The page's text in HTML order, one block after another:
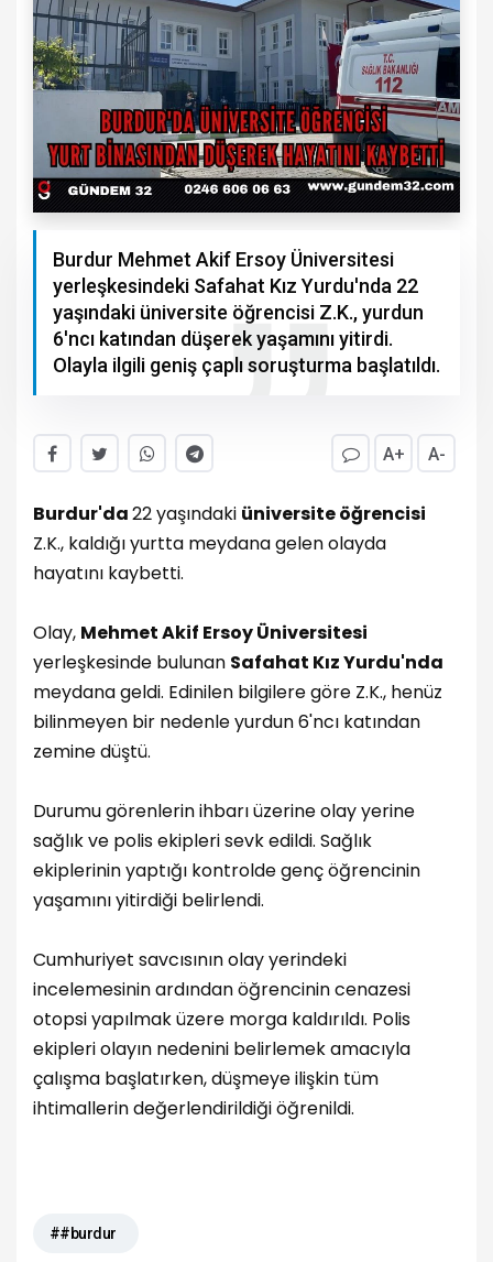
Burdur Mehmet Akif Ersoy Üniversitesi
yerleşkesindeki Safahat Kız Yurdu'nda 22
yaşındaki üniversite öğrencisi Z.K., yurdun
6'ncı katından düşerek yaşamını yitirdi.
Olayla ilgili geniş çaplı soruşturma başlatıldı.
A+ A-
Burdur'da22 yaşındaki üniversite öğrencisi
Z.K., kaldığı yurtta meydana gelen olayda
hayatını kaybetti.
Olay, Mehmet Akif Ersoy Üniversitesi
yerleşkesinde bulunan Safahat Kız Yurdu'nda
meydana geldi. Edinilen bilgilere göre Z.K., henüz
bilinmeyen bir nedenle yurdun 6'ncı katından
zemine düştü.
Durumu görenlerin ihbarı üzerine olay yerine
sağlık ve polis ekipleri sevk edildi. Sağlık
ekiplerinin yaptığı kontrolde genç öğrencinin
yaşamını yitirdiği belirlendi.
Cumhuriyet savcısının olay yerindeki
incelemesinin ardından öğrencinin cenazesi
otopsi yapılmak üzere morga kaldırıldı. Polis
ekipleri olayın nedenini belirlemek amacıyla
çalışma başlatırken, düşmeye ilişkin tüm
ihtimallerin değerlendirildiği öğrenildi.
##burdur